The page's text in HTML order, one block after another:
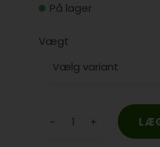
På lager
Vægt
- +